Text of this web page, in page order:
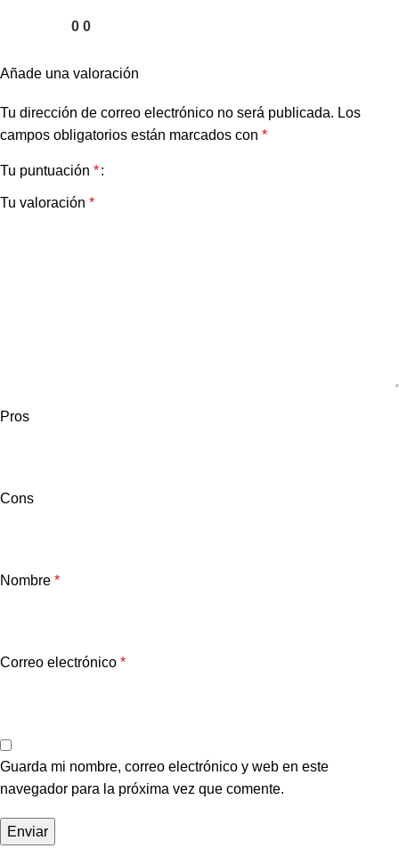
0 0
Añade una valoración
Tu dirección de correo electrónico no será publicada. Los
campos obligatorios están marcados con *
Tu puntuación *
Tu valoración *
Pros
Cons
Nombre *
Correo electrónico *
Guarda mi nombre, correo electrónico y web en este
navegador para la próxima vez que comente.